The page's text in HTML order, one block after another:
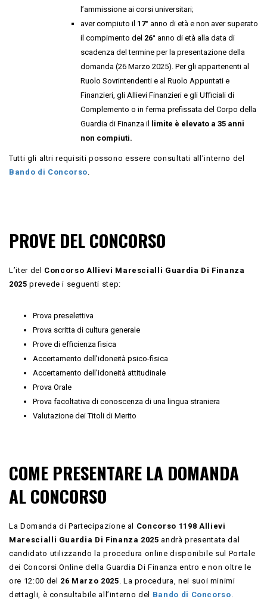
l’ammissione ai corsi universitari;
aver compiuto il 17° anno di età e non aver superato
il compimento del 26° anno di età alla data di
scadenza del termine per la presentazione della
domanda (26 Marzo 2025). Per gli appartenenti al
Ruolo Sovrintendenti e al Ruolo Appuntati e
Finanzieri, gli Allievi Finanzieri e gli Ufficiali di
Complemento o in ferma prefissata del Corpo della
Guardia di Finanza il
limite è elevato a 35 anni
non compiuti.
Tutti gli altri requisiti possono essere consultati all’interno del
Bando di Concorso
PROVE DEL CONCORSO
L’iter del Concorso Allievi Marescialli Guardia Di Finanza
2025prevede i seguenti step:
Prova preselettiva
Prova scritta di cultura generale
Prove di efficienza fisica
Accertamento dell’idoneità psico-fisica
Accertamento dell’idoneità attitudinale
Prova Orale
Prova facoltativa di conoscenza di una lingua straniera
Valutazione dei Titoli di Merito
COME PRESENTARE LA DOMANDA
AL CONCORSO
La Domanda di Partecipazione al Concorso 1198 Allievi
Marescialli Guardia Di Finanza 2025 andrà presentata dal
candidato utilizzando la procedura online disponibile sul Portale
dei Concorsi Online della Guardia Di Finanza entro e non oltre le
ore 12:00 del 26 Marzo 2025 . La procedura, nei suoi minimi
dettagli, è consultabile all’interno del Bando di Concorso